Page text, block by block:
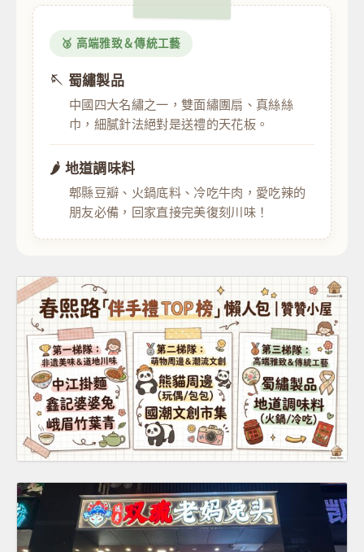
🥉 高端雅致＆傳統工藝
🪡 蜀繡製品
中國四大名繡之一，雙面繡團扇、真絲絲
巾，細膩針法絕對是送禮的天花板。
🌶️ 地道調味料
郫縣豆瓣、火鍋底料、冷吃牛肉，愛吃辣的
朋友必備，回家直接完美復刻川味！